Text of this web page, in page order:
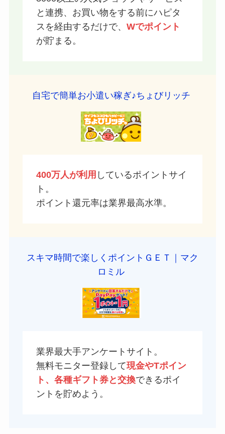
と連携、お買い物をする前にハピタ
スを経由するだけで、 Wでポイント
が貯まる。
自宅で簡単お小遣い稼ぎ♪ちょびリッチ
400万人が利用 しているポイントサイ
ト。
ポイント還元率は業界最高水準。
スキマ時間で楽しくポイントＧＥＴ｜マク
ロミル
業界最大手アンケートサイト。
無料モニター登録して現金やTポイン
ト、各種ギフト券と交換できるポイ
ントを貯めよう。